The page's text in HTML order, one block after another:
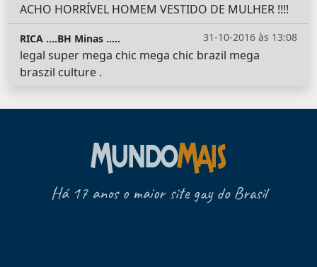
ACHO HORRÍVEL HOMEM VESTIDO DE MULHER !!!!
31-10-2016 às 13:08
RICA ....BH Minas .....
legal super mega chic mega chic brazil mega
braszil culture .
Há 17 anos o maior site gay do Brasil